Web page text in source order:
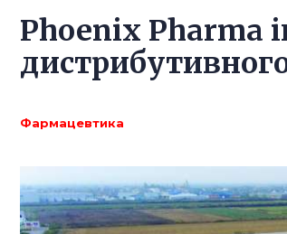
Phoenix Pharma
Фармацевтика